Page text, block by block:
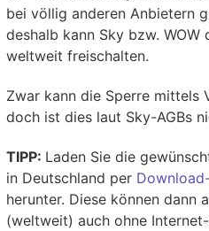
bei völlig anderen Anbietern
deshalb kann Sky bzw.
weltweit freischalten.
Zwar kann die Sperre mittels
doch ist dies laut Sky-AGBs
TIPP: Laden Sie die
in Deutschland per
herunter. Diese können dann
(weltweit) auch ohne